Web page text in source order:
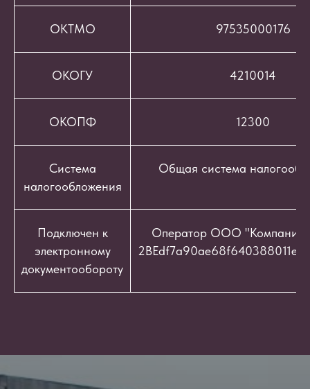
ОКТМО 97535000176
ОКОГУ 4210014
ОКОПФ 12300
Система
налогообложения
Общая система
Подключен к
электронному
документообороту
Оператор ООО "Компания